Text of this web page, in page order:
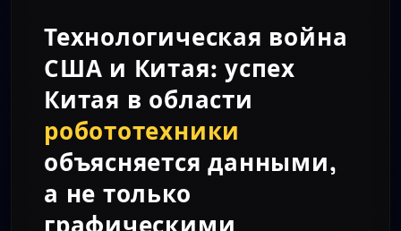
Технологическая война
США и Китая: успех
Китая в области
робототехники
объясняется данными,
а не только